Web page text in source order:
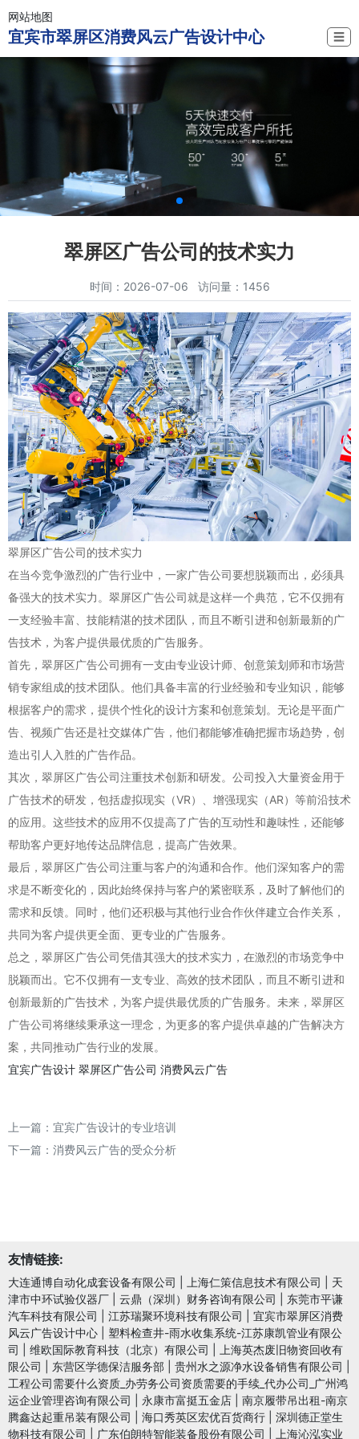
网站地图
宜宾市翠屏区消费风云广告设计中心 ☰
翠屏区广告公司的技术实力
时间：2026-07-06 访问量：1456
翠屏区广告公司的技术实力
在当今竞争激烈的广告行业中，一家广告公司要想脱颖而出，必须具
备强大的技术实力。翠屏区广告公司就是这样一个典范，它不仅拥有
一支经验丰富、技能精湛的技术团队，而且不断引进和创新最新的广
告技术，为客户提供最优质的广告服务。
首先，翠屏区广告公司拥有一支由专业设计师、创意策划师和市场营
销专家组成的技术团队。他们具备丰富的行业经验和专业知识，能够
根据客户的需求，提供个性化的设计方案和创意策划。无论是平面广
告、视频广告还是社交媒体广告，他们都能够准确把握市场趋势，创
造出引人入胜的广告作品。
其次，翠屏区广告公司注重技术创新和研发。公司投入大量资金用于
广告技术的研发，包括虚拟现实（VR）、增强现实（AR）等前沿技术
的应用。这些技术的应用不仅提高了广告的互动性和趣味性，还能够
帮助客户更好地传达品牌信息，提高广告效果。
最后，翠屏区广告公司注重与客户的沟通和合作。他们深知客户的需
求是不断变化的，因此始终保持与客户的紧密联系，及时了解他们的
需求和反馈。同时，他们还积极与其他行业合作伙伴建立合作关系，
共同为客户提供更全面、更专业的广告服务。
总之，翠屏区广告公司凭借其强大的技术实力，在激烈的市场竞争中
脱颖而出。它不仅拥有一支专业、高效的技术团队，而且不断引进和
创新最新的广告技术，为客户提供最优质的广告服务。未来，翠屏区
广告公司将继续秉承这一理念，为更多的客户提供卓越的广告解决方
案，共同推动广告行业的发展。
宜宾广告设计 翠屏区广告公司 消费风云广告
上一篇： 宜宾广告设计的专业培训
下一篇： 消费风云广告的受众分析
友情链接:
大连通博自动化成套设备有限公司 上海仁策信息技术有限公司
天
津市中环试验仪器厂
云鼎（深圳）财务咨询有限公司
东莞市平谦
汽车科技有限公司
江苏瑞聚环境科技有限公司
宜宾市翠屏区消费
风云广告设计中心
塑料检查井-雨水收集系统-江苏康凯管业有限公
司
维欧国际教育科技（北京）有限公司
上海英杰废旧物资回收有
限公司
东营区学德保洁服务部 贵州水之源净水设备销售有限公司
工程公司需要什么资质_办劳务公司资质需要的手续_代办公司_广州鸿
运企业管理咨询有限公司
永康市富挺五金店
南京履带吊出租-南京
腾鑫达起重吊装有限公司
海口秀英区宏优百货商行
深圳德正堂生
物科技有限公司
广东伯朗特智能装备股份有限公司 上海沁泓实业